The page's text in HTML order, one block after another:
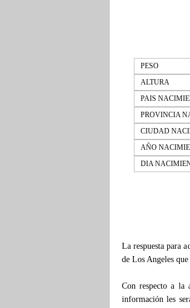
PESO
ALTURA
PAIS
PROVINCIA
CIUDAD
AÑO
DIA
La respuesta para
de Los Angeles
Con respecto a la
información les